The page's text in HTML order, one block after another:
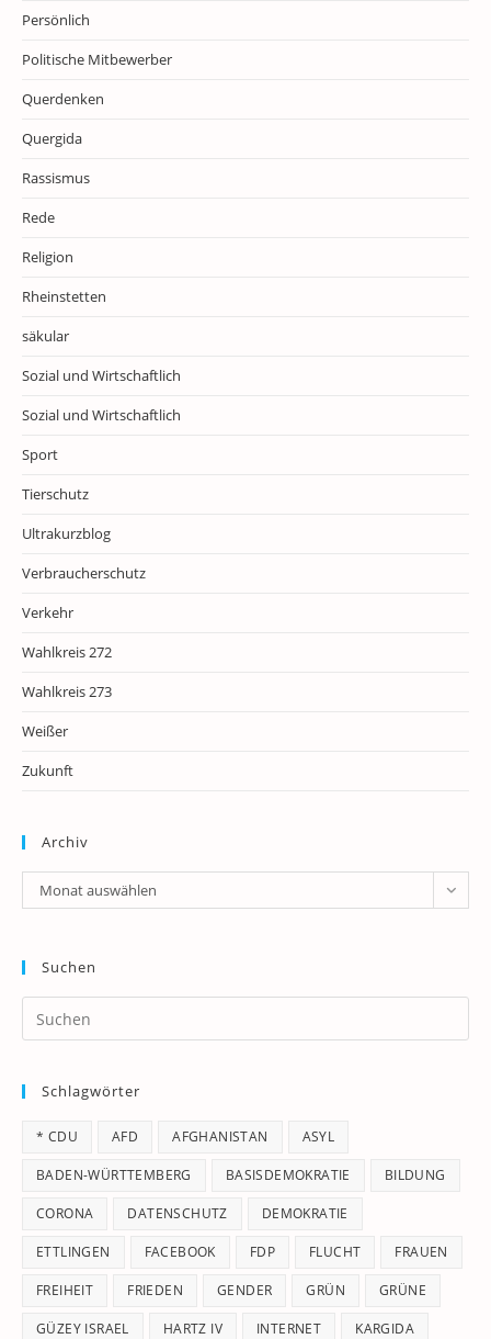
Persönlich
Politische Mitbewerber
Querdenken
Quergida
Rassismus
Rede
Religion
Rheinstetten
säkular
Sozial und Wirtschaftlich
Sozial und Wirtschaftlich
Sport
Tierschutz
Ultrakurzblog
Verbraucherschutz
Verkehr
Wahlkreis 272
Wahlkreis 273
Weißer
Zukunft
Archiv
Archiv
Monat auswählen
Suchen
Schlagwörter
* CDU AFD AFGHANISTAN ASYL
BADEN-WÜRTTEMBERG BASISDEMOKRATIE BILDUNG
CORONA DATENSCHUTZ DEMOKRATIE
ETTLINGEN FACEBOOK FDP FLUCHT FRAUEN
FREIHEIT FRIEDEN GENDER GRÜN GRÜNE
GÜZEY ISRAEL HARTZ IV INTERNET KARGIDA